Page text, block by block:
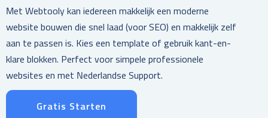
Met Webtooly kan iedereen makkelijk een moderne
website bouwen die snel laad (voor SEO) en makkelijk zelf
aan te passen is. Kies een template of gebruik kant-en-
klare blokken. Perfect voor simpele professionele
websites en met Nederlandse Support.
Gratis Starten